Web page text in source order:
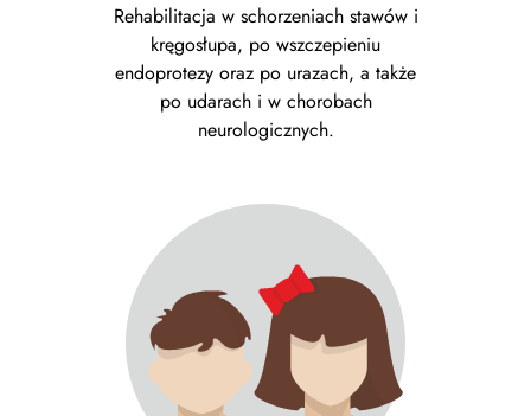
Rehabilitacja w schorzeniach stawów i
kręgosłupa, po wszczepieniu
endoprotezy oraz po urazach, a także
po udarach i w chorobach
neurologicznych.